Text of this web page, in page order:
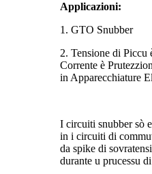
Applicazioni:
1. GTO Snubber
2. Tensione di Piccu
Corrente è
in Apparecchiature
I circuiti snubber sò
in i circuiti di
da spike di
durante u prucessu